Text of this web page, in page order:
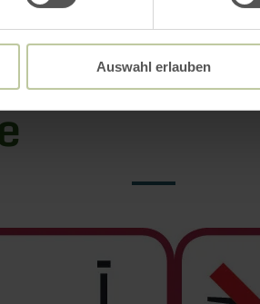
Auswahl erlauben